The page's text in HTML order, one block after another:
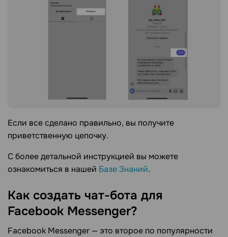
Если все сделано правильно, вы получите
приветственную цепочку.
С более детальной инструкцией вы можете
ознакомиться в нашей Базе Знаний.
Как создать чат-бота для
Facebook Messenger?
Facebook Messenger — это второе по популярности